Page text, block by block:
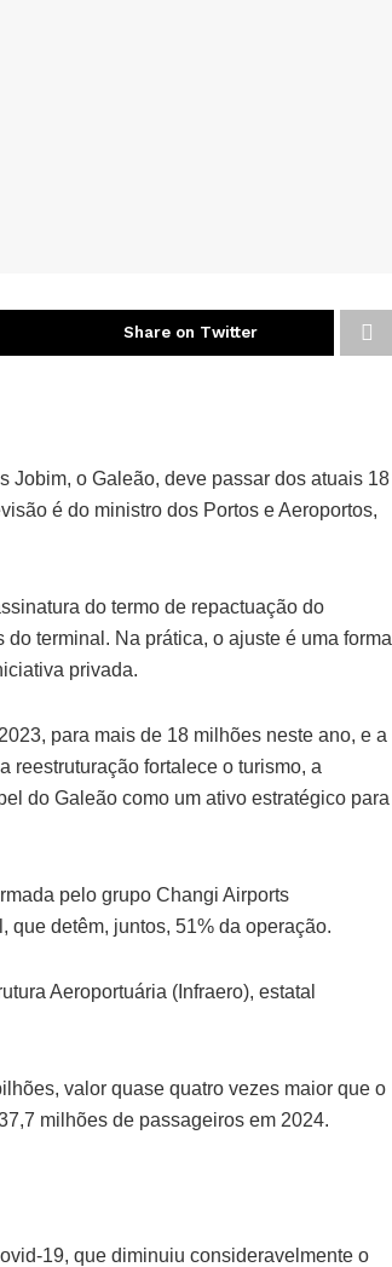
Share on Twitter
Jobim, o Galeão, deve passar dos atuais 18
é do ministro dos Portos e Aeroportos,
do termo de repactuação do
terminal. Na prática, o ajuste é uma forma
privada.
para mais de 18 milhões neste ano, e a
reestruturação fortalece o turismo, a
do Galeão como um ativo estratégico para
pelo grupo Changi Airports
que detêm, juntos, 51% da operação.
Aeroportuária (Infraero), estatal
valor quase quatro vezes maior que o
milhões de passageiros em 2024.
19, que diminuiu consideravelmente o